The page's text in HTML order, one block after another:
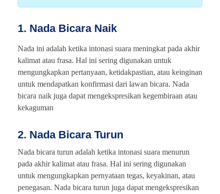
1. Nada Bicara Naik
Nada ini adalah ketika intonasi suara meningkat pada akhir
kalimat atau frasa. Hal ini sering digunakan untuk
mengungkapkan pertanyaan, ketidakpastian, atau keinginan
untuk mendapatkan konfirmasi dari lawan bicara. Nada
bicara naik juga dapat mengekspresikan kegembiraan atau
kekaguman
2. Nada Bicara Turun
Nada bicara turun adalah ketika intonasi suara menurun
pada akhir kalimat atau frasa. Hal ini sering digunakan
untuk mengungkapkan pernyataan tegas, keyakinan, atau
penegasan. Nada bicara turun juga dapat mengekspresikan